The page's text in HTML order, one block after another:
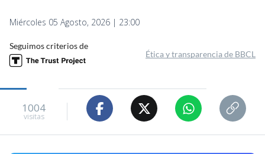
Miércoles 05 Agosto, 2026 | 23:00
Seguimos criterios de
Ética y transparencia de BBCL
1004
visitas